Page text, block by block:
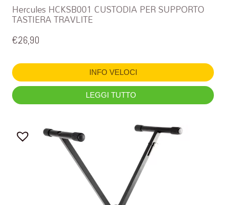
Hercules HCKSB001 CUSTODIA PER SUPPORTO
TASTIERA TRAVLITE
€26,90
INFO VELOCI
LEGGI TUTTO